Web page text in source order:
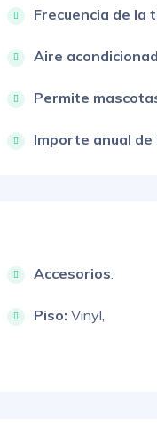
Frecuencia de la
Aire
Permite
Importe anual de
Accesorios:
Piso: Vinyl,